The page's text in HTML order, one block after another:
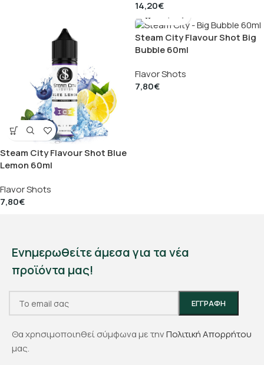
14,20€
Steam City Flavour Shot Blue
Lemon 60ml
Flavor Shots
7,80€
Steam City Flavour Shot Big
Bubble 60ml
Flavor Shots
7,80€
Ενημερωθείτε άμεσα για τα νέα
προϊόντα μας!
Θα χρησιμοποιηθεί σύμφωνα με τηνΠολιτική Απορρήτου
μας.